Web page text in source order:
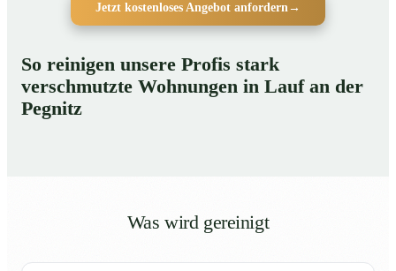
Jetzt kostenloses Angebot anfordern→
So reinigen unsere Profis stark
verschmutzte Wohnungen in Lauf an der
Pegnitz
Was wird gereinigt